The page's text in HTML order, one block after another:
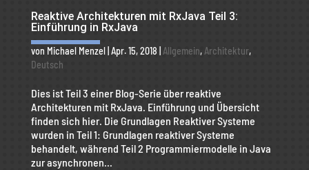
Reaktive Architekturen mit RxJava Teil 3:
Einführung in RxJava
von Michael Menzel| Apr. 15, 2018 Allgemein, Architektur,
Deutsch
Dies ist Teil 3 einer Blog-Serie über reaktive
Architekturen mit RxJava. Einführung und Übersicht
finden sich hier. Die Grundlagen Reaktiver Systeme
wurden in Teil 1: Grundlagen reaktiver Systeme
behandelt, während Teil 2 Programmiermodelle in Java
zur asynchronen...